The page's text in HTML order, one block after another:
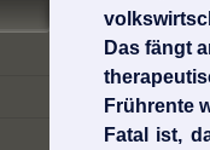
Das fängt
Frührente
Fatal ist,